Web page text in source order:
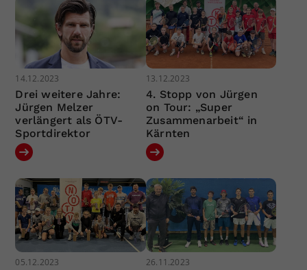
14.12.2023
Drei weitere Jahre:
Jürgen Melzer
verlängert als ÖTV-
Sportdirektor
13.12.2023
4. Stopp von Jürgen
on Tour: „Super
Zusammenarbeit“ in
Kärnten
05.12.2023 26.11.2023